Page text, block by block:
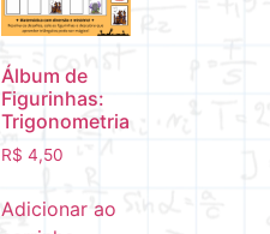
Álbum de
Figurinhas:
Trigonometria
R$ 4,50
Adicionar ao